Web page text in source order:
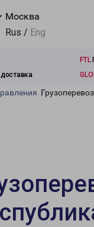
Москва
Rus / Eng
FTL